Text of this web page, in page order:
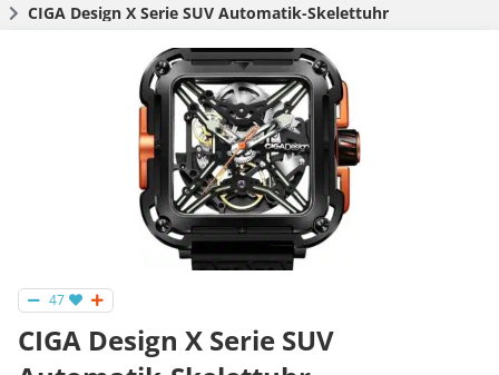
CIGA Design X Serie SUV Automatik-Skelettuhr
47
CIGA Design X Serie SUV